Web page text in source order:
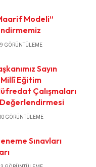
Modeli”
GÖRÜNTÜLEME
Sayın
Eğitim
Çalışmaları
Değerlendirmesi
GÖRÜNTÜLEME
Sınavları